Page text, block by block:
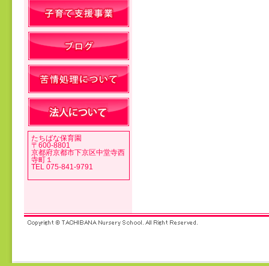
たちばな保育園
〒600-8801
京都府京都市下京区中堂寺西
寺町１
TEL 075-841-9791